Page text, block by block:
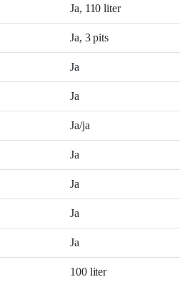
Ja, 110 liter
Ja, 3 pits
Ja
Ja
Ja/ja
Ja
Ja
Ja
Ja
100 liter